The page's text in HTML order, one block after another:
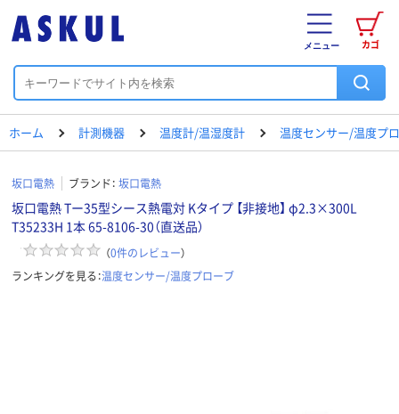
カゴ
メニュー
ホーム 計測機器 温度計/温湿度計 温度センサー/温度プ
坂口電熱 ブランド： 坂口電熱
坂口電熱 Tー35型シース熱電対 Kタイプ 【非接地】 φ2.3×300L
T35233H 1本 65-8106-30（直送品）
（0件のレビュー）
ランキングを見る：温度センサー/温度プローブ